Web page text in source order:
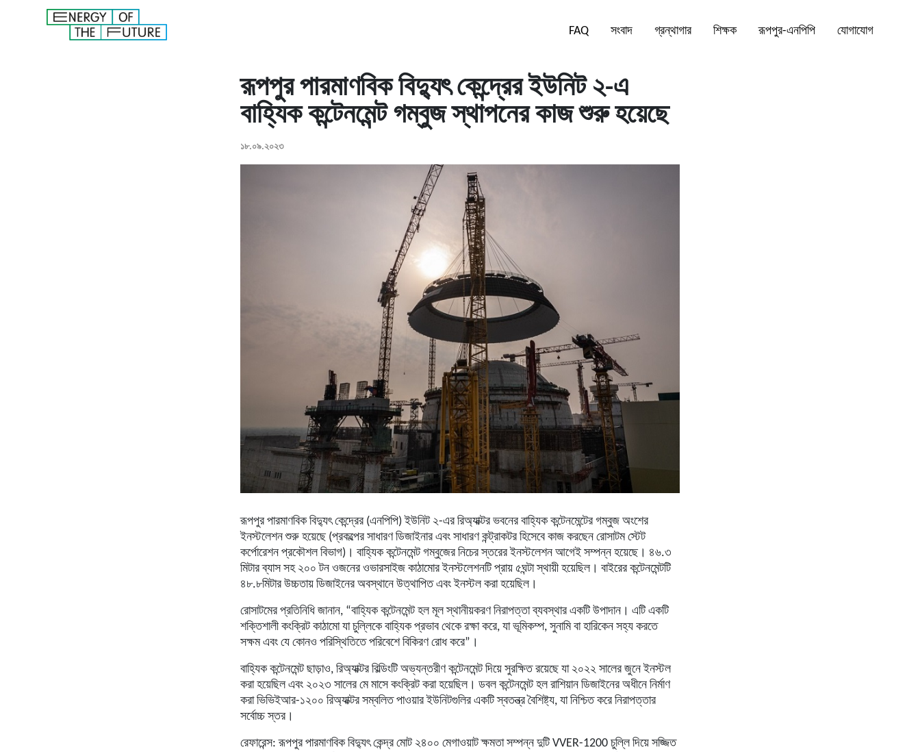
FAQ সংবাদ গ্রন্থাগার শিক্ষক রূপপুর-এনপিপি যোগাযোগ
রূপপুর পারমাণবিক বিদ্যুৎ কেন্দ্রের ইউনিট ২-এ
বাহ্যিক কন্টেনমেন্ট গম্বুজ স্থাপনের কাজ শুরু হয়েছে
১৮.০৯.২০২৩
রূপপুর পারমাণবিক বিদ্যুৎ কেন্দ্রের (এনপিপি) ইউনিট ২-এর রিঅ্যাক্টর ভবনের বাহ্যিককন্টেনমেন্টেরগম্বুজ অংশের
ইনস্টলেশন শুরু হয়েছে (প্রকল্পের সাধারণ ডিজাইনার এবং সাধারণ কন্ট্রাকটর হিসেবে কাজ করছেন রোসাটম স্টেট
কর্পোরেশন প্রকৌশল বিভাগ)। বাহ্যিক কন্টেনমেন্ট গম্বুজের নিচের স্তরের ইনস্টলেশন আগেই সম্পন্ন হয়েছে। ৪৬.৩
মিটার ব্যাস সহ ২০০ টন ওজনেরওভারসাইজ কাঠামোর ইনস্টলেশনটি প্রায় ৫ঘন্টা স্থায়ী হয়েছিল। বাইরেরকন্টেনমেন্টটি
৪৮.৮মিটার উচ্চতায় ডিজাইনের অবস্থানে উত্থাপিত এবং ইনস্টল করা হয়েছিল।
রোসাটমের প্রতিনিধি জানান, “বাহ্যিক কন্টেনমেন্ট হল মূল স্থানীয়করণ নিরাপত্তা ব্যবস্থার একটি উপাদান। এটি একটি
শক্তিশালী কংক্রিট কাঠামো যা চুল্লিকে বাহ্যিক প্রভাব থেকে রক্ষা করে, যা ভূমিকম্প, সুনামি বা হারিকেন সহ্য করতে
সক্ষম এবং যে কোনও পরিস্থিতিতে পরিবেশে বিকিরণ রোধ করে”।
বাহ্যিক কন্টেনমেন্ট ছাড়াও, রিঅ্যাক্টর বিল্ডিংটি অভ্যন্তরীণ কন্টেনমেন্ট দিয়ে সুরক্ষিত রয়েছে যা ২০২২ সালের জুনে ইনস্টল
করা হয়েছিল এবং ২০২৩ সালের মে মাসে কংক্রিট করা হয়েছিল। ডবল কন্টেনমেন্ট হল রাশিয়ান ডিজাইনের অধীনে নির্মাণ
করা ভিভিইআর-১২০০ রিঅ্যাক্টর সম্বলিত পাওয়ার ইউনিটগুলির একটি স্বতন্ত্র বৈশিষ্ট্য, যা নিশ্চিত করে নিরাপত্তার
সর্বোচ্চ স্তর।
রেফারেন্স: রূপপুর পারমাণবিক বিদ্যুৎ কেন্দ্র মোট ২৪০০ মেগাওয়াট ক্ষমতা সম্পন্ন দুটি VVER-1200 চুল্লি দিয়ে সজ্জিত